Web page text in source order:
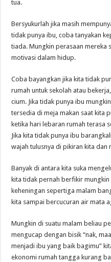
tua.
Bersyukurlah jika masih
tidak punya ibu, coba tanyakan
tiada. Mungkin perasaan mereka
motivasi dalam hidup.
Coba bayangkan jika kita tidak
rumah untuk sekolah atau
cium. Jika tidak punya ibu
tersedia di meja makan saat kita
ketika hari lebaran rumah terasa
Jika kita tidak punya ibu
wajah tulusnya di pikiran kita
Banyak di antara kita suka
kita tidak pernah berfikir
keheningan sepertiga malam
kita sampai bercucuran air mata
Mungkin di suatu malam beliau
mengucap dengan bisik “nak,
menjadi ibu yang baik bagimu”
ekonomi rumah tangga kurang